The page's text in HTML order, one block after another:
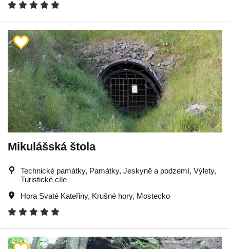
Mikulášská štola
Technické památky, Památky, Jeskyně a podzemí, Výlety,
Turistické cíle
Hora Svaté Kateřiny, Krušné hory, Mostecko